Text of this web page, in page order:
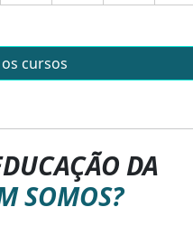
cursos
DA
SOMOS?